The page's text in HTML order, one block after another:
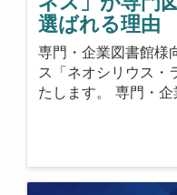
選ばれる理由
専門・企業図書館様
ス「ネオシリウス・
たします。 専門・